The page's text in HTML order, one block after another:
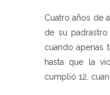
Cuatro años de
de su
cuando apenas
hasta que la
cumplió 12,